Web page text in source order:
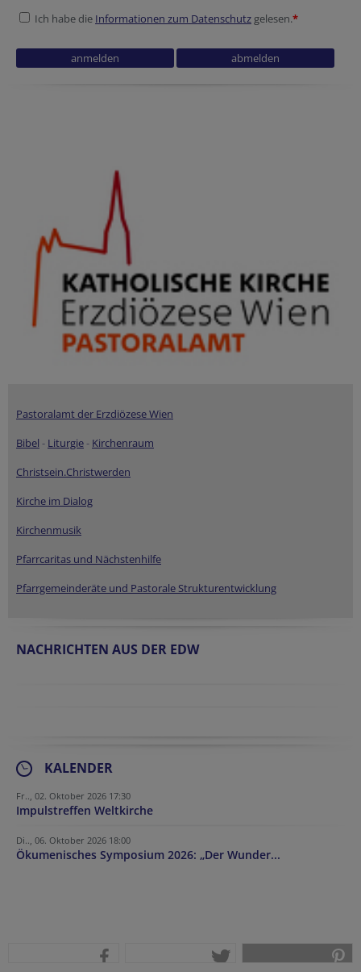
Ich habe die Informationen zum Datenschutz gelesen.*
Pastoralamt der Erzdiözese Wien
Bibel - Liturgie- Kirchenraum
Christsein.Christwerden
Kirche im Dialog
Kirchenmusik
Pfarrcaritas und Nächstenhilfe
Pfarrgemeinderäte und Pastorale Strukturentwicklung
NACHRICHTEN AUS DER EDW
KALENDER
Fr.., 02. Oktober 2026 17:30
Impulstreffen Weltkirche
Di.., 06. Oktober 2026 18:00
Ökumenisches Symposium 2026: „Der Wunder...